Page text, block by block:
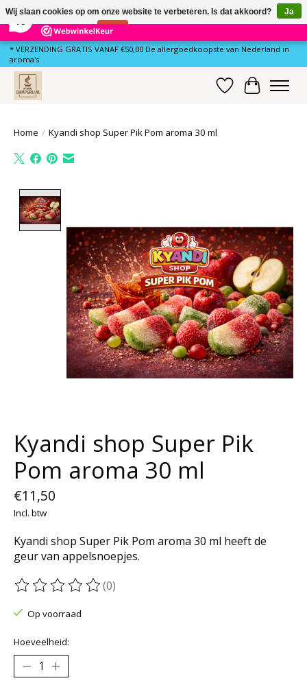
81 Reviews ×
* VERZENDING GRATIS VANAF €50,00 De allergoedkoopste van Nederland in
aroma's
Verlanglijst
Home / Kyandi shop Super Pik Pom aroma 30 ml
Kyandi shop Super Pik
Pom aroma 30 ml
€11,50
Incl. btw
Kyandi shop Super Pik Pom aroma 30 ml heeft de
geur van appelsnoepjes.
De beoordeling van dit product is
(0)
Op voorraad
Hoeveelheid:
Wij slaan cookies op om onze website te verbeteren. Is dat akkoord?
Ja
Nee